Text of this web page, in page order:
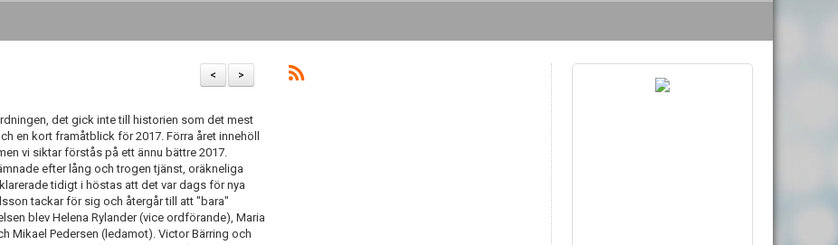
>
<
det gick inte till historien som det mest
en kort framåtblick för 2017. Förra året innehöll
vi siktar förstås på ett ännu bättre 2017.
efter lång och trogen tjänst, oräkneliga
tidigt i höstas att det var dags för nya
tackar för sig och återgår till att "bara"
blev Helena Rylander (vice ordförande), Maria
Mikael Pedersen (ledamot). Victor Bärring och